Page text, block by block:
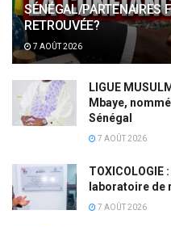
SÉNÉGAL/PARTENAIRES
RETROUVÉE?
7 AOÛT 2026
LIGUE
Mbaye,
Sénégal
7 AOÛT 2026
TOXICOLOGIE
laboratoire de
7 AOÛT 2026